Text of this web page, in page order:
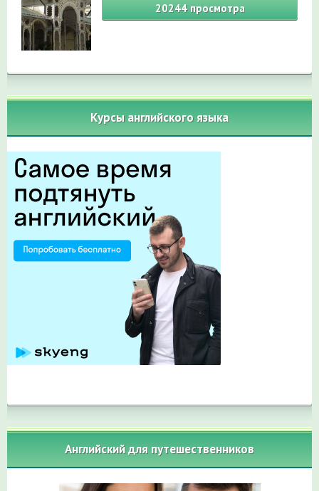
20244просмотра
Курсы английского языка
Английский для путешественников